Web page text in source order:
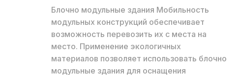
Блочно модульные здания Мобильность
модульных конструкций обеспечивает
возможность перевозить их с места на
место. Применение экологичных
материалов позволяет использовать блочно
модульные здания для оснащения